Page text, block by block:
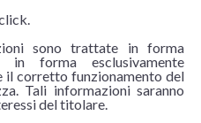
sono trattate in forma
forma esclusivamente
il corretto funzionamento del
Tali informazioni saranno
del titolare.